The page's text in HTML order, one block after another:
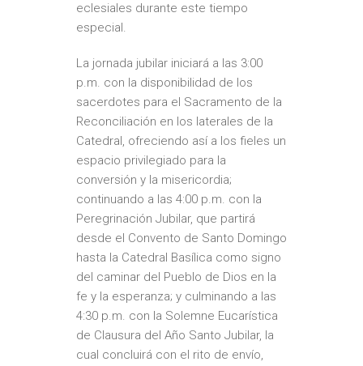
eclesiales durante este tiempo
especial.
La jornada jubilar iniciará a las 3:00
p.m. con la disponibilidad de los
sacerdotes para el Sacramento de la
Reconciliación en los laterales de la
Catedral, ofreciendo así a los fieles un
espacio privilegiado para la
conversión y la misericordia;
continuando a las 4:00 p.m. con la
Peregrinación Jubilar, que partirá
desde el Convento de Santo Domingo
hasta la Catedral Basílica como signo
del caminar del Pueblo de Dios en la
fe y la esperanza; y culminando a las
4:30 p.m. con la Solemne Eucarística
de Clausura del Año Santo Jubilar, la
cual concluirá con el rito de envío,